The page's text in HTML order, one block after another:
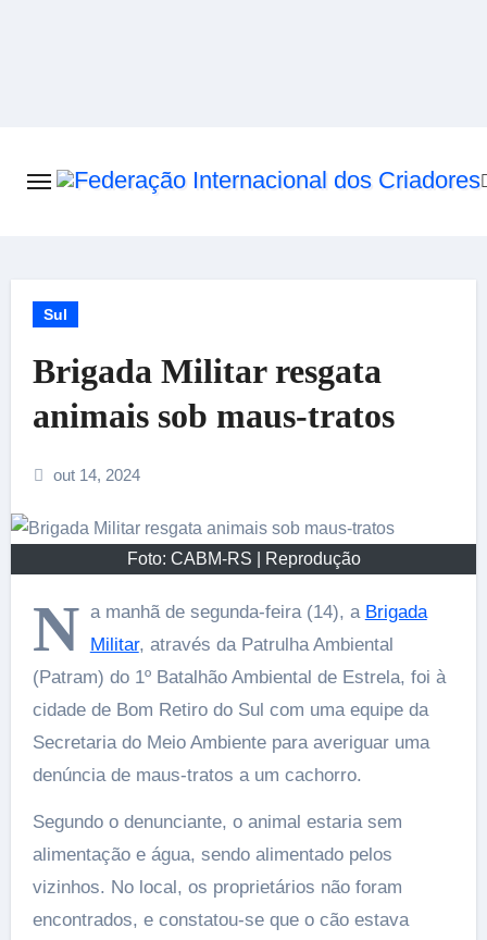
Sul
Brigada Militar resgata
animais sob maus-tratos
out 14, 2024
Foto: CABM-RS | Reprodução
N a manhã de segunda-feira (14), a Brigada
Militar, através da Patrulha Ambiental
(Patram) do 1º Batalhão Ambiental de Estrela, foi à
cidade de Bom Retiro do Sul com uma equipe da
Secretaria do Meio Ambiente para averiguar uma
denúncia de maus-tratos a um cachorro.
Segundo o denunciante, o animal estaria sem
alimentação e água, sendo alimentado pelos
vizinhos. No local, os proprietários não foram
encontrados, e constatou-se que o cão estava